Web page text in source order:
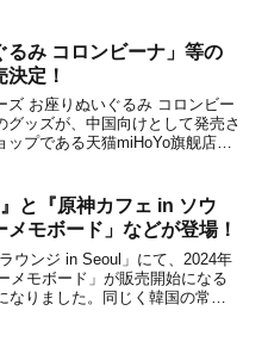
るみ コロンビーナ」等の
定！
ズ お座りぬいぐるみ コロンビー
ッズが、中国向けとして発売さ
プである天猫miHoYo旗舰店と
と『原神カフェ in ソウ
モボード」などが登場！
ウンジ in Seoul」にて、2024年
メモボード」が販売開始になる
りました。同じく韓国の常設